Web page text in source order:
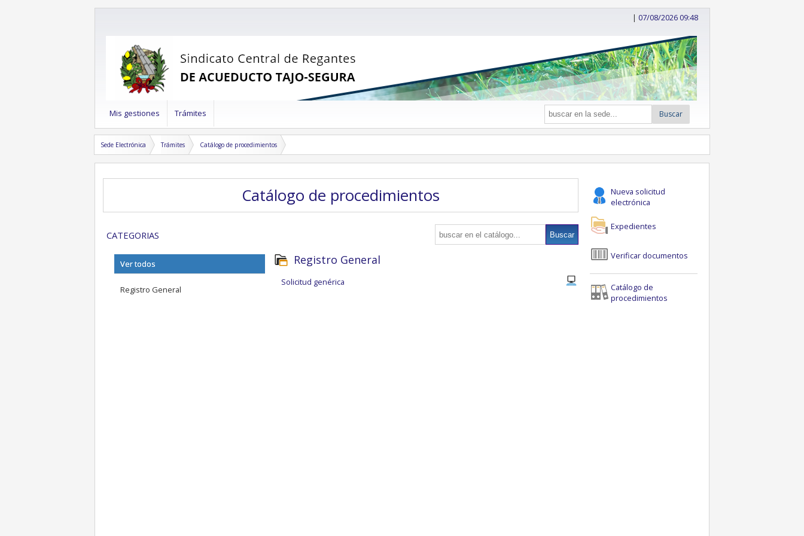
| 07/08/2026 09:48
Mis gestiones Trámites Buscar
Sede Electrónica Trámites Catálogo de procedimientos
Catálogo de procedimientos
CATEGORIAS
Ver todos
Registro General
Registro General
Solicitud genérica
Nueva solicitud
electrónica
Expedientes
Verificar documentos
Catálogo de
procedimientos